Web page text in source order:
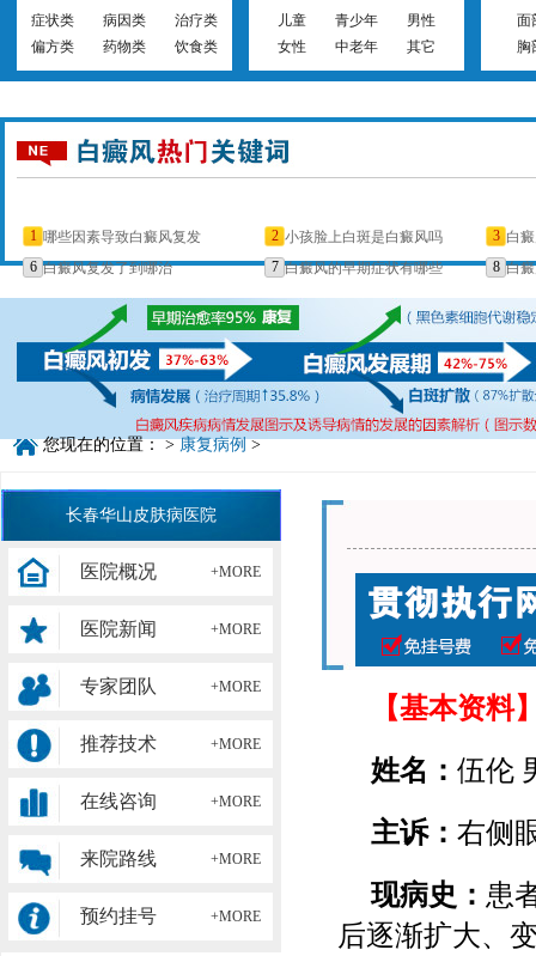
症状类 病因类
治疗类
偏方类
药物类 饮食类
儿童 青少年
男性
女性
中老年 其它
面
胸
1 哪些因素导致白癜风复发 2 小孩脸上白斑是白癜风吗 3 白
6 白癜风复发了到哪治 7 白癜风的早期症状有哪些 8 白
您现在的位置：>康复病例>
【基本资料
姓名： 伍伦
主诉： 右侧
现病史： 患
后逐渐扩大、
长春华山皮肤病医院
医院概况 +MORE
医院新闻 +MORE
专家团队 +MORE
推荐技术 +MORE
在线咨询 +MORE
来院路线 +MORE
预约挂号 +MORE